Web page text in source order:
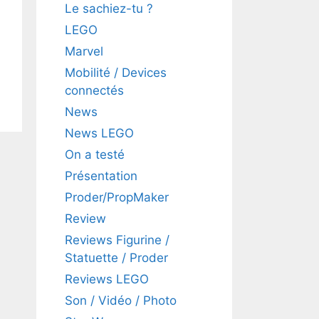
Le sachiez-tu ?
LEGO
Marvel
Mobilité / Devices
connectés
News
News LEGO
On a testé
Présentation
Proder/PropMaker
Review
Reviews Figurine /
Statuette / Proder
Reviews LEGO
Son / Vidéo / Photo